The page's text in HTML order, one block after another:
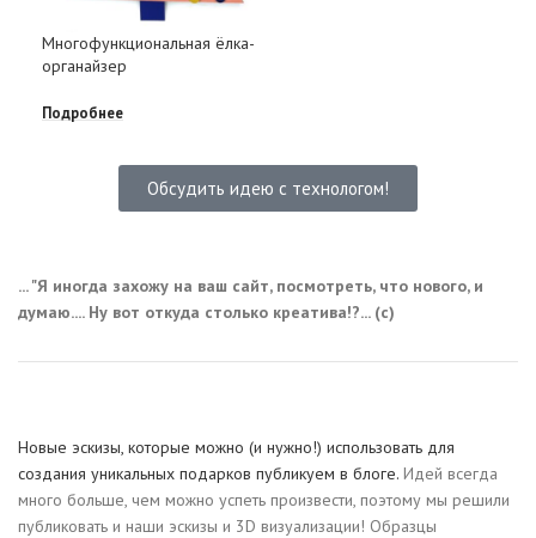
Многофункциональная ёлка-
органайзер
Подробнее
Обсудить идею с технологом!
... "Я иногда захожу на ваш сайт, посмотреть, что нового, и
думаю.... Ну вот откуда столько креатива!?... (с)
Новые эскизы, которые можно (и нужно!) использовать для
создания уникальных подарков публикуем в блоге. Идей всегда
много больше, чем можно успеть произвести, поэтому мы решили
публиковать и наши эскизы и 3D визуализации! Образцы